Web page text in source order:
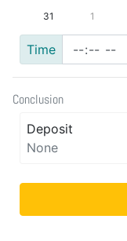
31
1
Time
Conclusion
Deposit
None